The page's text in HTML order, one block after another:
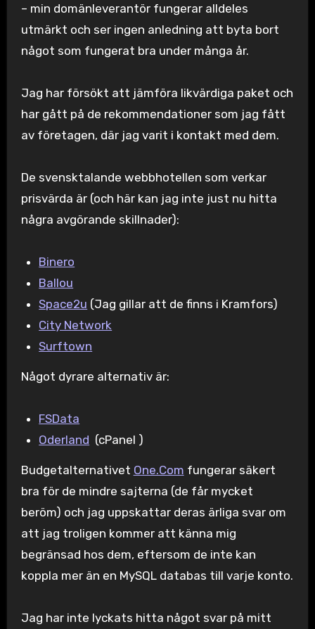
– min domänleverantör fungerar alldeles
utmärkt och ser ingen anledning att byta bort
något som fungerat bra under många år.
Jag har försökt att jämföra likvärdiga paket och
har gått på de rekommendationer som jag fått
av företagen, där jag varit i kontakt med dem.
De svensktalande webbhotellen som verkar
prisvärda är (och här kan jag inte just nu hitta
några avgörande skillnader):
Binero
Ballou
Space2u (Jag gillar att de finns i Kramfors)
City Network
Surftown
Något dyrare alternativ är:
FSData
Oderland (cPanel )
Budgetalternativet One.Com fungerar säkert
bra för de mindre sajterna (de får mycket
beröm) och jag uppskattar deras ärliga svar om
att jag troligen kommer att känna mig
begränsad hos dem, eftersom de inte kan
koppla mer än en MySQL databas till varje konto.
Jag har inte lyckats hitta något svar på mitt